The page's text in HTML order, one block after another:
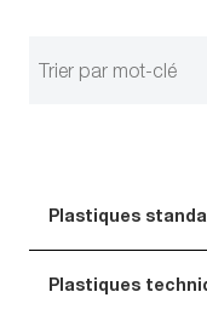
Plastiques
Plastiques